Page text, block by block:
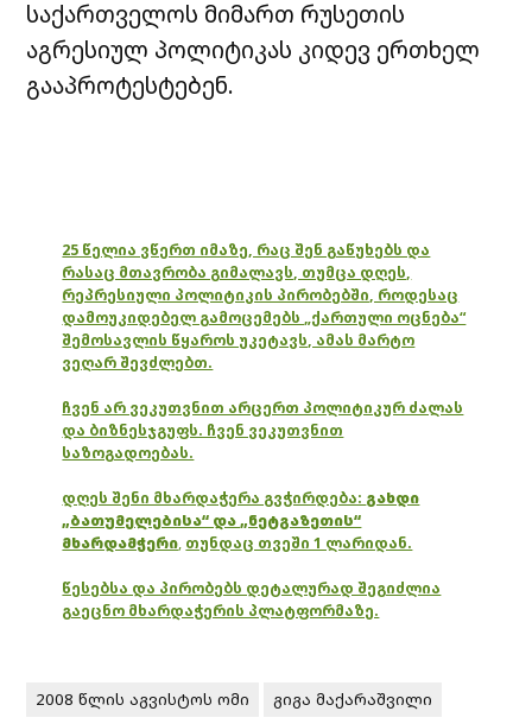
საქართველოს მიმართ რუსეთის
აგრესიულ პოლიტიკას კიდევ ერთხელ
გააპროტესტებენ.
25 წელია ვწერთ იმაზე, რაც შენ გაწუხებს და
რასაც მთავრობა გიმალავს, თუმცა დღეს,
რეპრესიული პოლიტიკის პირობებში, როდესაც
დამოუკიდებელ გამოცემებს „ქართული ოცნება“
შემოსავლის წყაროს უკეტავს, ამას მარტო
ვეღარ შევძლებთ.
ჩვენ არ ვეკუთვნით არცერთ პოლიტიკურ ძალას
და ბიზნესჯგუფს. ჩვენ ვეკუთვნით
საზოგადოებას.
დღეს შენი მხარდაჭერა გვჭირდება: გახდი
„ბათუმელებისა“ და „ნეტგაზეთის“
მხარდამჭერი, თუნდაც თვეში 1 ლარიდან.
წესებსა და პირობებს დეტალურად შეგიძლია
გაეცნო მხარდაჭერის პლატფორმაზე.
2008 წლის აგვისტოს ომი გიგა მაქარაშვილი